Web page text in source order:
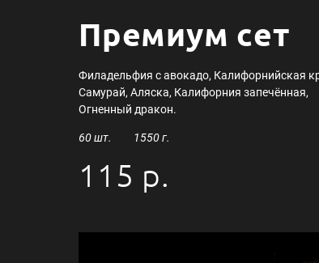
Премиум сет
Филадельфия с авокадо, Калифорнийская
Самурай, Аляска, Калифорния запечённая,
Огненный дракон.
60 шт. 1550 г.
115 р.